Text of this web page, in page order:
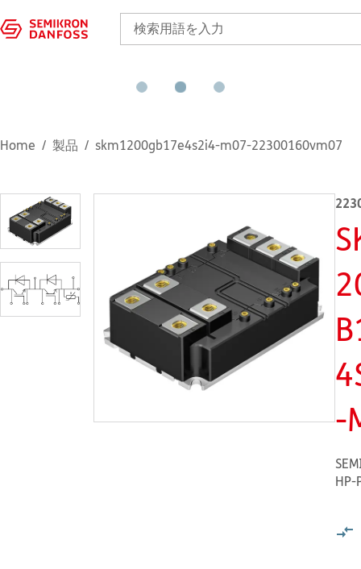
Home 製品 skm1200gb17e4s2i4-m07-22300160vm07
-
HP-